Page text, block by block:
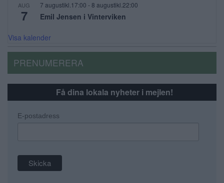
AUG
7
7 augustikl.17:00 - 8 augustikl.22:00
Emil Jensen i Vinterviken
Visa kalender
PRENUMERERA
Få dina lokala nyheter i mejlen!
E-postadress